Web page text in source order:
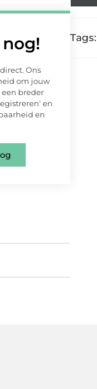
Ons
om jouw
breder
en
en
Tags: